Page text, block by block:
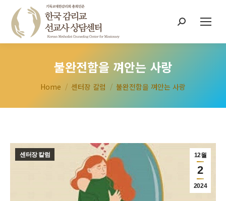
Search:
불완전함을 껴안는 사랑
You are here:
Home 센터장 칼럼 불완전함을 껴안는 사랑
12월
2
2024
센터장 칼럼